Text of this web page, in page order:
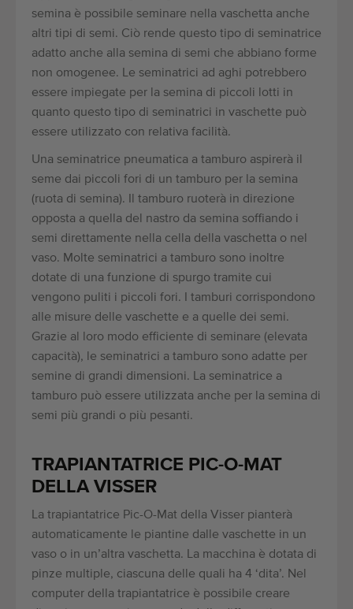
semina è possibile seminare nella vaschetta anche
altri tipi di semi. Ciò rende questo tipo di seminatrice
adatto anche alla semina di semi che abbiano forme
non omogenee. Le seminatrici ad aghi potrebbero
essere impiegate per la semina di piccoli lotti in
quanto questo tipo di seminatrici in vaschette può
essere utilizzato con relativa facilità.
Una seminatrice pneumatica a tamburo aspirerà il
seme dai piccoli fori di un tamburo per la semina
(ruota di semina). Il tamburo ruoterà in direzione
opposta a quella del nastro da semina soffiando i
semi direttamente nella cella della vaschetta o nel
vaso. Molte seminatrici a tamburo sono inoltre
dotate di una funzione di spurgo tramite cui
vengono puliti i piccoli fori. I tamburi corrispondono
alle misure delle vaschette e a quelle dei semi.
Grazie al loro modo efficiente di seminare (elevata
capacità), le seminatrici a tamburo sono adatte per
semine di grandi dimensioni. La seminatrice a
tamburo può essere utilizzata anche per la semina di
semi più grandi o più pesanti.
TRAPIANTATRICE PIC-O-MAT
DELLA VISSER
La trapiantatrice Pic-O-Mat della Visser pianterà
automaticamente le piantine dalle vaschette in un
vaso o in un’altra vaschetta. La macchina è dotata di
pinze multiple, ciascuna delle quali ha 4 ‘dita’. Nel
computer della trapiantatrice è possibile creare